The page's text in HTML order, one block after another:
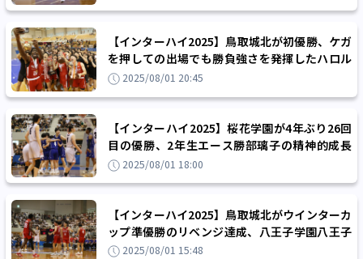
【インターハイ2025】鳥取城北が初優勝、ケガ
を押しての出場でも勝負強さを発揮したハロル
ド・アズカ「金メダルが欲しかった」
2025/08/01 20:45
【インターハイ2025】桜花学園が4年ぶり26回
目の優勝、2年生エース勝部璃子の精神的成長
「大事な場面で声が出せた」
2025/08/01 18:00
【インターハイ2025】鳥取城北がウインターカ
ップ準優勝のリベンジ達成、八王子学園八王子
に63-58で勝利し全国初優勝の栄光に輝く
2025/08/01 15:48